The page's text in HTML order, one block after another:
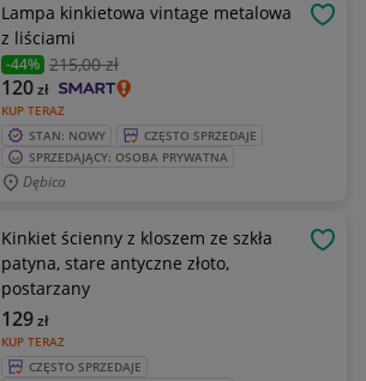
Lampa kinkietowa vintage metalowa
z liściami
-44% 215,00 zł
KUP TERAZ
120zł
STAN: NOWY
CZĘSTO SPRZEDAJE
SPRZEDAJĄCY: OSOBA PRYWATNA
Dębica
Kinkiet ścienny z kloszem ze szkła
patyna, stare antyczne złoto,
postarzany
KUP TERAZ
129zł
CZĘSTO SPRZEDAJE